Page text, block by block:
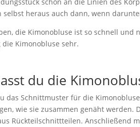
selbst heraus auch dann, wenn
die Kimonobluse ist so schnell und
die Kimonobluse sehr.
du die
das Schnittmuster für die
wie sie zusammen genäht
Rückteilschnittteilen. Anschließend